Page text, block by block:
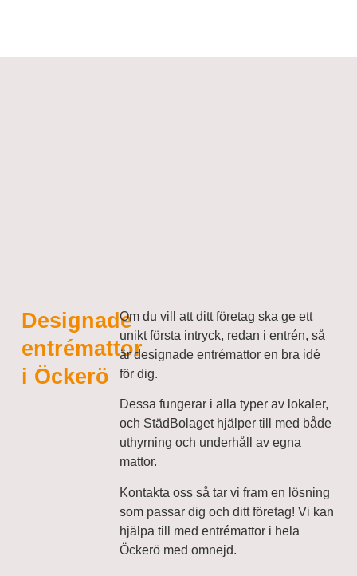
Designade
entrémattor
i Öckerö
Om du vill att ditt företag ska ge ett
unikt första intryck, redan i entrén, så
är designade entrémattor en bra idé
för dig.
Dessa fungerar i alla typer av lokaler,
och StädBolaget hjälper till med både
uthyrning och underhåll av egna
mattor.
Kontakta oss så tar vi fram en lösning
som passar dig och ditt företag! Vi kan
hjälpa till med entrémattor i hela
Öckerö med omnejd.